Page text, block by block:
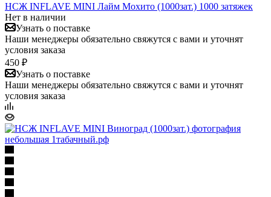
НСЖ INFLAVE MINI Лайм Мохито (1000зат.) 1000 затяжек
Нет в наличии
Узнать о поставке
Наши менеджеры обязательно свяжутся с вами и уточнят
условия заказа
450 ₽
Узнать о поставке
Наши менеджеры обязательно свяжутся с вами и уточнят
условия заказа